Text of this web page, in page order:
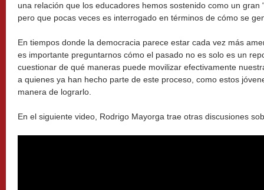
una relación que los educadores hemos sostenido como un gran
pero que pocas veces es interrogado en términos de cómo se
En tiempos donde la democracia parece estar cada vez más
es importante preguntarnos cómo el pasado no es solo es un
cuestionar de qué maneras puede movilizar efectivamente
a quienes ya han hecho parte de este proceso, como estos
manera de lograrlo.
En el siguiente video, Rodrigo Mayorga trae otras discusiones